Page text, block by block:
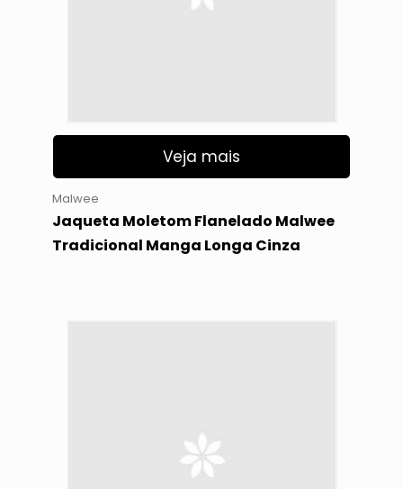
Veja mais
Malwee
Jaqueta Moletom Flanelado Malwee
Tradicional Manga Longa Cinza